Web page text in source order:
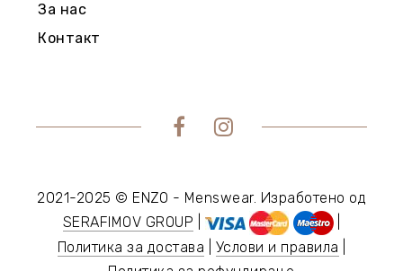
За нас
Контакт
2021-2025 © ENZO - Menswear. Изработено од
SERAFIMOV GROUP
|
Политика за достава
Услови и правила